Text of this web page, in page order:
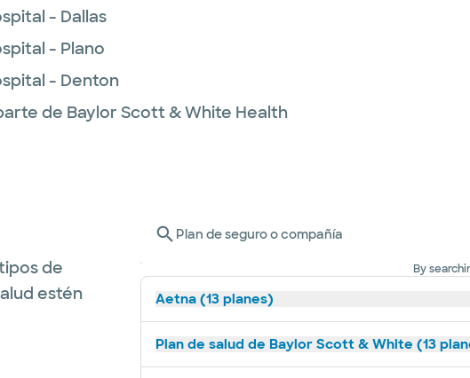
- Dallas
- Plano
- Denton
de Baylor Scott & White Health
de
estén
Plan de seguro o compañía
By
Aetna (13 planes)
Plan de salud de Baylor Scott & White (13